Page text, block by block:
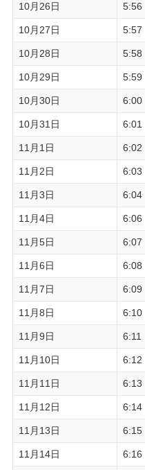
10月26日 5:56
10月27日 5:57
10月28日 5:58
10月29日 5:59
10月30日 6:00
10月31日 6:01
11月1日 6:02
11月2日 6:03
11月3日 6:04
11月4日 6:06
11月5日 6:07
11月6日 6:08
11月7日 6:09
11月8日 6:10
11月9日 6:11
11月10日 6:12
11月11日 6:13
11月12日 6:14
11月13日 6:15
11月14日 6:16